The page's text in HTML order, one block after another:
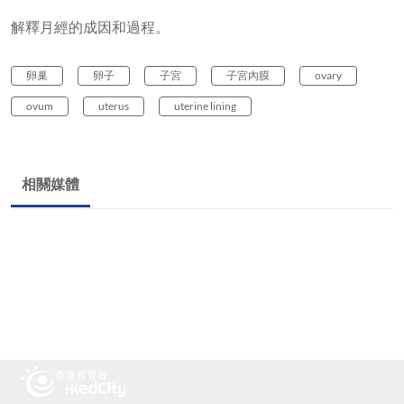
解釋月經的成因和過程。
卵巢 卵子 子宮 子宮內膜 ovary
ovum uterus uterine lining
相關媒體